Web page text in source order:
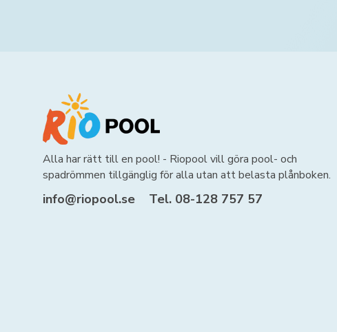
Alla har rätt till en pool! - Riopool vill göra pool- och
spadrömmen tillgänglig för alla utan att belasta plånboken.
info@riopool.se Tel. 08-128 757 57